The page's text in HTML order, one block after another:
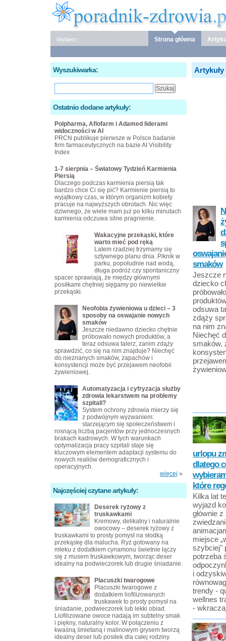
Wybierz: Strona główna
smaków
Jeszcze
dziecko
odsuwa
zdąży
na nim
Niechęć
smaków,
urlopu
dlatego
które
Kilka lat
wyjazd
głównie
miejsce
szybciej"
potrzeba
i
trendy -
wellnes
-
Wyszukiwarka:
Ostatnio dodane artykuły:
Polpharma, Aflofarm i Adamed liderami
widoczności w AI
PRCN publikuje pierwsze w Polsce badanie
firm farmaceutycznych na bazie AI Visibility
Index
1-7 sierpnia – Światowy Tydzień Karmienia
Piersią
Dlaczego podczas karmienia piersią tak
bardzo chce Ci się pić? Karmienie piersią to
wyjątkowy czas, w którym organizm kobiety
pracuje na najwyższych obrotach. Nic więc
dziwnego, że wiele mam już po kilku minutach
karmienia odczuwa silne pragnienie.
Wakacyjne przekąski, które
warto mieć pod ręką
Latem rzadziej trzymamy się
sztywnego planu dnia. Piknik w
parku, popołudnie nad wodą,
długa podróż czy spontaniczny
spacer sprawiają, że między głównymi
posiłkami chętniej sięgamy po niewielkie
przekąski.
Neofobia żywieniowa u dzieci – 3
sposoby na oswajanie nowych
smaków
Jeszcze niedawno dziecko chętnie
próbowało nowych produktów, a
teraz odsuwa talerz, zanim zdąży
sprawdzić, co się na nim znajduje? Niechęć
do nieznanych smaków, zapachów i
konsystencji może być przejawem neofobii
żywieniowej.
Automatyzacja i cyfryzacja służby
zdrowia lekarstwem na problemy
szpitali?
System ochrony zdrowia mierzy się
z podwójnym wyzwaniem:
starzejącym się społeczeństwem i
rosnącą liczbą pacjentów przy jednoczesnych
brakach kadrowych. W tych warunkach
optymalizacja pracy szpitali staje się
kluczowym elementem adaptacji systemu do
nowych realiów demograficznych i
operacyjnych.
więcej »
Najczęściej czytane artykuły:
Deserek ryżowy z
truskawkami
Kremowy, delikatny i naturalnie
owocowy – deserek ryżowy z
truskawkami to prosty pomysł na słodką
przekąskę dla malucha. Ryż gotowany na
mleku z dodatkiem cynamonu świetnie łączy
się z musem truskawkowym, tworząc deser
idealny na podwieczorek lub drugie śniadanie.
Placuszki twarogowe
Placuszki twarogowe z
dodatkiem liofilizowanych
truskawek to prosty pomysł na
śniadanie, podwieczorek lub lekki obiad.
Liofilizowane owoce nadają im subtelny smak
i piękny, naturalny kolor. W połączeniu z
kwaśną śmietaną i malinowym grysem tworzą
idealny deser lub posiłek dla całej rodziny.